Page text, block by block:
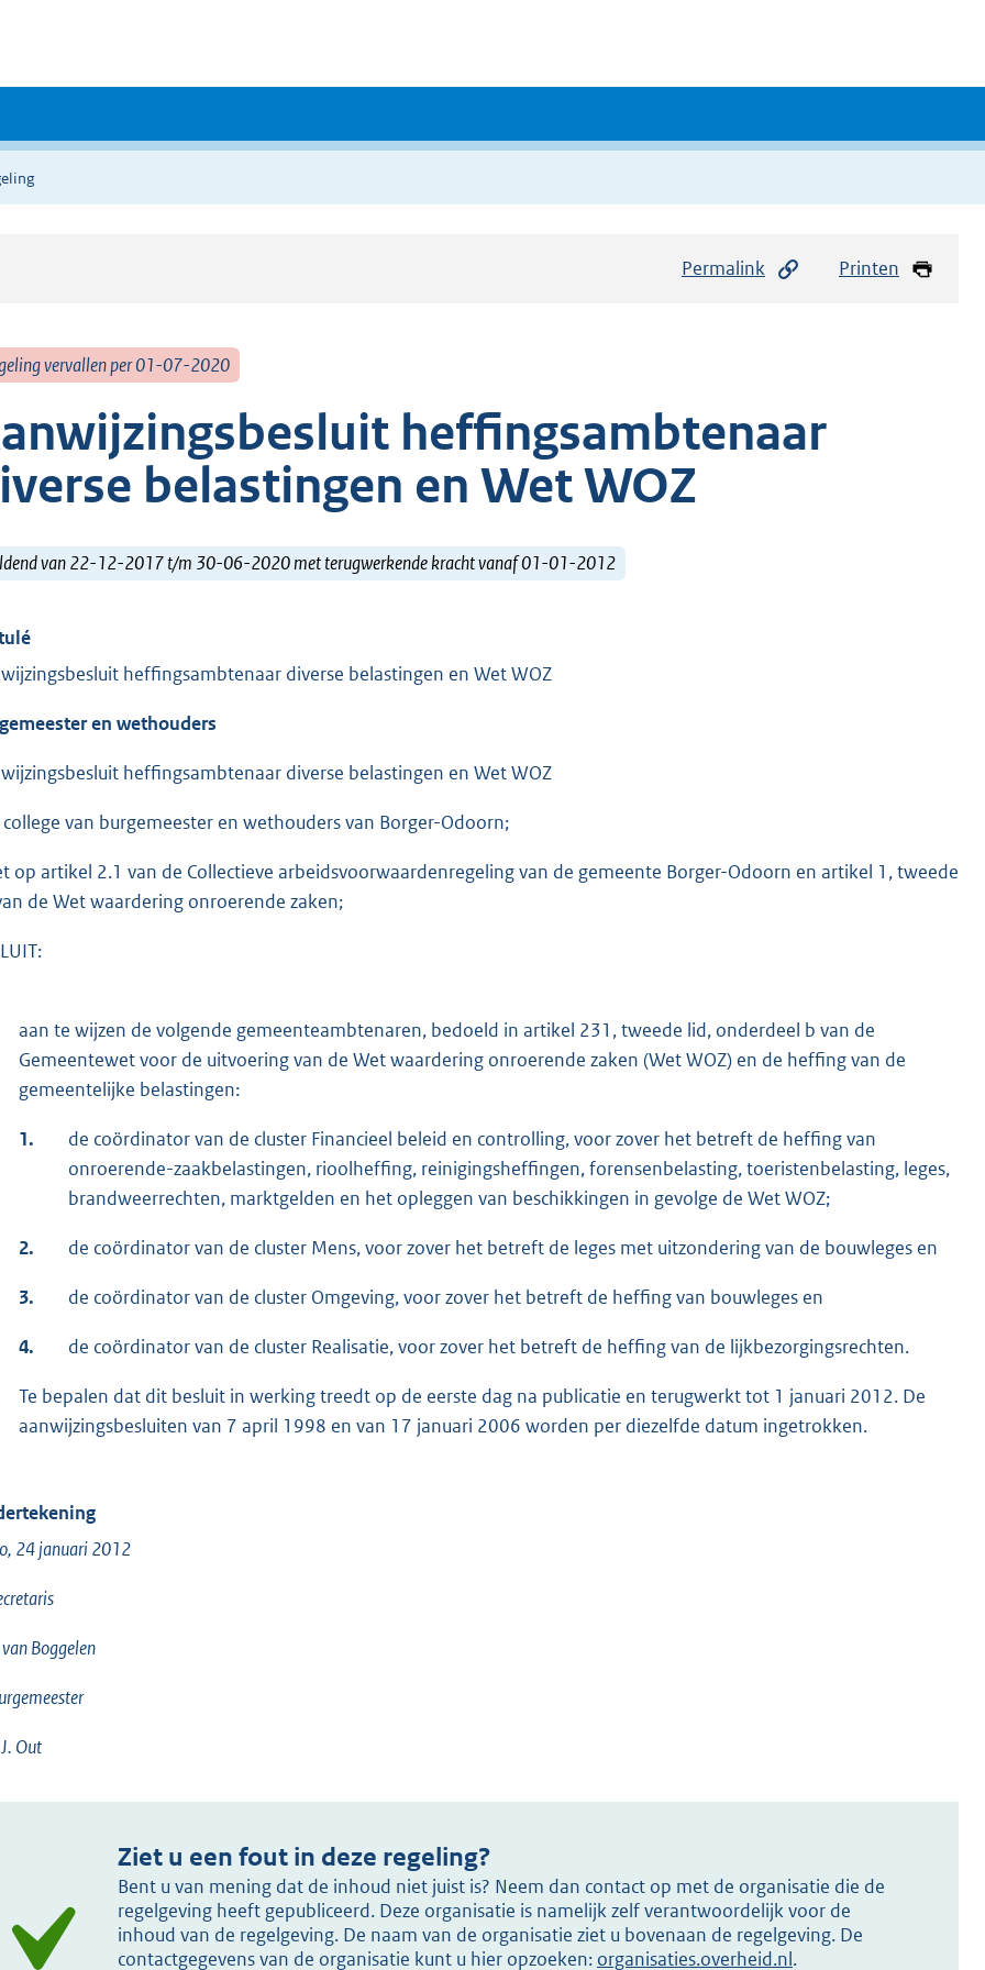
Permalink Printen
vervallen per 01-07-2020
heffingsambtenaar
belastingen en Wet WOZ
van 22-12-2017 t/m 30-06-2020 met terugwerkende kracht vanaf 01-01-2012
heffingsambtenaar diverse belastingen en Wet WOZ
en wethouders
heffingsambtenaar diverse belastingen en Wet WOZ
van burgemeester en wethouders van Borger-Odoorn;
op artikel 2.1 van de Collectieve arbeidsvoorwaardenregeling van de gemeente Borger-Odoorn en artikel 1, tweede
de Wet waardering onroerende zaken;
aan te wijzen de volgende gemeenteambtenaren, bedoeld in artikel 231, tweede lid, onderdeel b van de
Gemeentewet voor de uitvoering van de Wet waardering onroerende zaken (Wet WOZ) en de heffing van de
gemeentelijke belastingen:
1.
de coördinator van de cluster Financieel beleid en controlling, voor zover het betreft de heffing van
onroerende-zaakbelastingen, rioolheffing, reinigingsheffingen, forensenbelasting, toeristenbelasting, leges,
brandweerrechten, marktgelden en het opleggen van beschikkingen in gevolge de Wet WOZ;
2. de coördinator van de cluster Mens, voor zover het betreft de leges met uitzondering van de bouwleges en
3. de coördinator van de cluster Omgeving, voor zover het betreft de heffing van bouwleges en
4. de coördinator van de cluster Realisatie, voor zover het betreft de heffing van de lijkbezorgingsrechten.
Te bepalen dat dit besluit in werking treedt op de eerste dag na publicatie en terugwerkt tot 1 januari 2012. De
aanwijzingsbesluiten van 7 april 1998 en van 17 januari 2006 worden per diezelfde datum ingetrokken.
24 januari 2012
van Boggelen
Out
Ziet u een fout in deze regeling?
Bent u van mening dat de inhoud niet juist is? Neem dan contact op met de organisatie die de
regelgeving heeft gepubliceerd. Deze organisatie is namelijk zelf verantwoordelijk voor de
inhoud van de regelgeving. De naam van de organisatie ziet u bovenaan de regelgeving. De
contactgegevens van de organisatie kunt u hier opzoeken: organisaties.overheid.nl.